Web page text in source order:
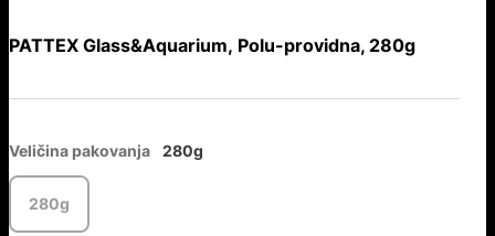
PATTEX Glass&Aquarium, Polu-providna, 280g
Veličina pakovanja 280g
280g